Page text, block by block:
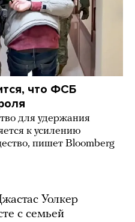
что ФСБ
для удержания
к усилению
пишет Bloomberg
Уолкер
с семьей